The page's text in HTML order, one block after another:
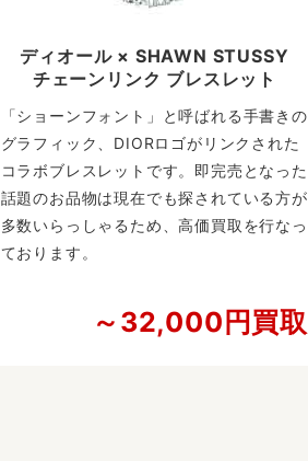
ディオール × SHAWN STUSSY
チェーンリンク ブレスレット
「ショーンフォント」と呼ばれる手書きの
グラフィック、DIORロゴがリンクされた
コラボブレスレットです。即完売となった
話題のお品物は現在でも探されている方が
多数いらっしゃるため、高価買取を行なっ
ております。
～32,000円買取